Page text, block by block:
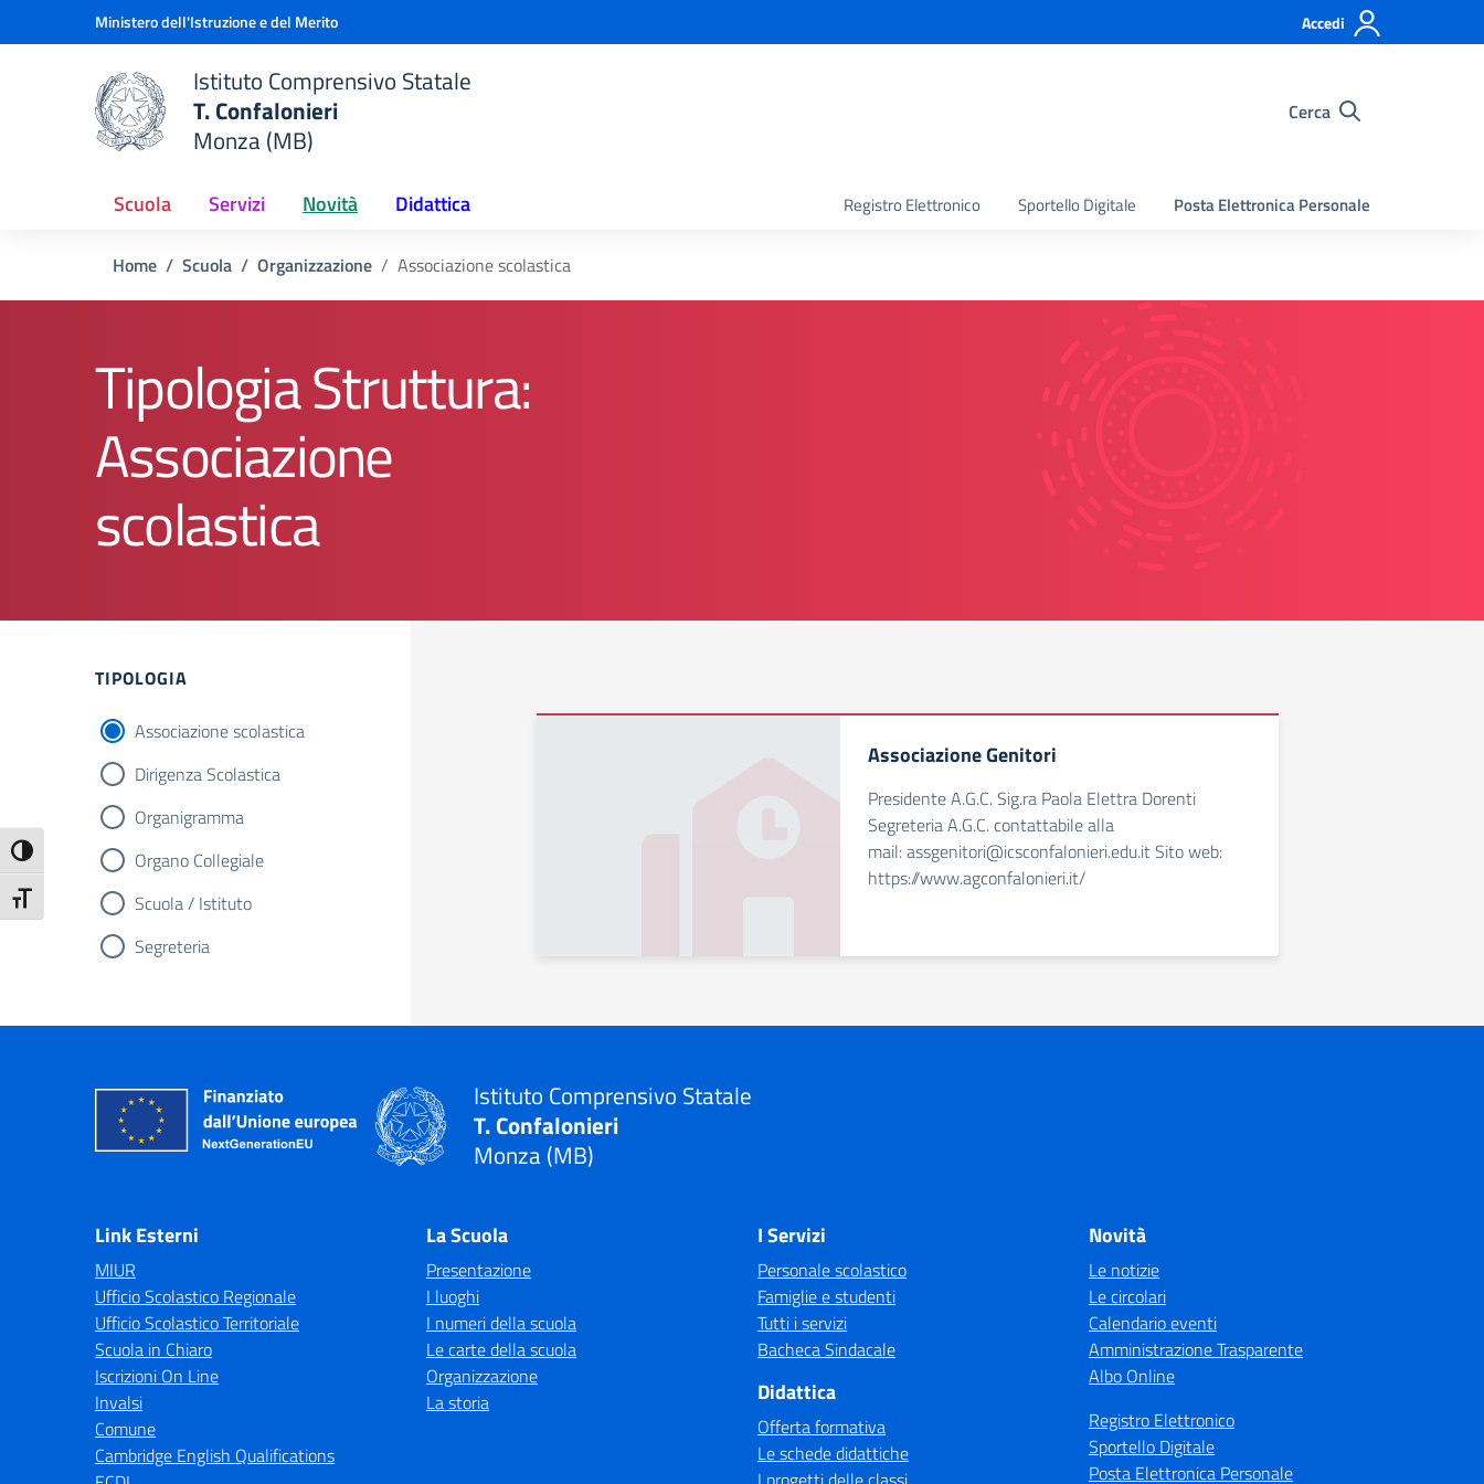
Attiva/disattiva alto contrasto
Attiva/disattiva dimensione testo
Vai ai contenuti
Vai al menu di navigazioneMinistero dell'Istruzione e del Merito Accedi
scuola
Istituto Comprensivo Statale
T. Confalonieri
Monza (MB)
Cerca
Scuola Servizi Novità Didattica Registro Elettronico Sportello Digitale Posta Elettronica Personale
Home Scuola Organizzazione Associazione scolastica
Tipologia Struttura:
Associazione
scolastica
TIPOLOGIA
Associazione scolastica
Dirigenza Scolastica
Organigramma
Organo Collegiale
Scuola / Istituto
Segreteria
Associazione Genitori
Presidente A.G.C. Sig.ra Paola Elettra Dorenti
Segreteria A.G.C. contattabile alla
mail: assgenitori@icsconfalonieri.edu.it Sito web:
https://www.agconfalonieri.it/
Istituto Comprensivo Statale
T. Confalonieri
Monza (MB)
Link Esterni
MIUR
Ufficio Scolastico Regionale
Ufficio Scolastico Territoriale
Scuola in Chiaro
Iscrizioni On Line
Invalsi
Comune
Cambridge English Qualifications
La Scuola
Presentazione
I luoghi
I numeri della scuola
Le carte della scuola
Organizzazione
La storia
I Servizi
Personale scolastico
Famiglie e studenti
Tutti i servizi
Bacheca Sindacale
Didattica
Offerta formativa
Le schede didattiche
Novità
Le notizie
Le circolari
Calendario eventi
Amministrazione Trasparente
Albo Online
Registro Elettronico
Sportello Digitale
Posta Elettronica Personale